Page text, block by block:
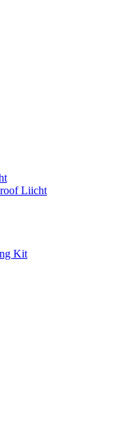
Liicht
Kit